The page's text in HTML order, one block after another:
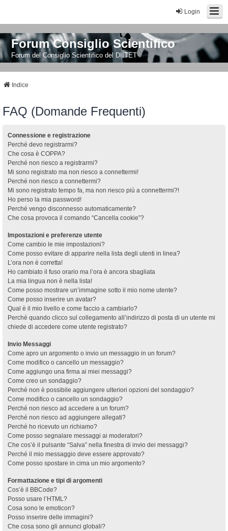
Login
Forum Consiglio Scientifico
Forum del Consiglio Scientifico del DIITET
Indice
FAQ (Domande Frequenti)
Connessione e registrazione
Perché devo registrarmi?
Che cosa è COPPA?
Perché non riesco a registrarmi?
Mi sono registrato ma non riesco a connettermi!
Perché non riesco a connettermi?
Mi sono registrato tempo fa, ma non riesco più a connettermi?!
Ho perso la mia password!
Perché vengo disconnesso automaticamente?
Che cosa provoca il comando “Cancella cookie”?
Impostazioni e preferenze utente
Come cambio le mie impostazioni?
Come posso evitare di apparire nella lista degli utenti in linea?
L’ora non è corretta!
Ho cambiato il fuso orario ma l’ora è ancora sbagliata
La mia lingua non è nella lista!
Come posso mostrare un’immagine sotto il mio nome utente?
Come posso inserire un avatar?
Qual è il mio livello e come faccio a cambiarlo?
Perché quando clicco sul collegamento all’indirizzo di posta di un utente mi
chiede di accedere come utente registrato?
Invio Messaggi
Come apro un argomento o invio un messaggio in un forum?
Come modifico o cancello un messaggio?
Come aggiungo una firma ai miei messaggi?
Come creo un sondaggio?
Perché non è possibile aggiungere ulteriori opzioni del sondaggio?
Come modifico o cancello un sondaggio?
Perché non riesco ad accedere a un forum?
Perché non riesco ad aggiungere allegati?
Perché ho ricevuto un richiamo?
Come posso segnalare messaggi ai moderatori?
Che cos’è il pulsante “Salva” nella finestra di invio dei messaggi?
Perché il mio messaggio deve essere approvato?
Come posso spostare in cima un mio argomento?
Formattazione e tipi di argomenti
Cos’è il BBCode?
Posso usare l’HTML?
Cosa sono le emoticon?
Posso inserire delle immagini?
Che cosa sono gli annunci globali?